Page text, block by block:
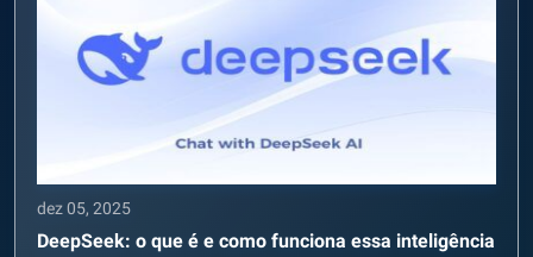
dez 05, 2025
DeepSeek: o que é e como funciona essa inteligência